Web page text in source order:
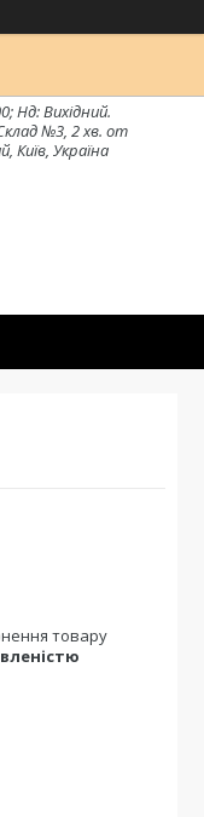
Нд: Вихідний.
№3, 2 хв. от
Київ, Україна
товару